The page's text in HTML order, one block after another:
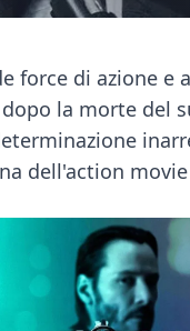
di azione e
la morte del
dell'action